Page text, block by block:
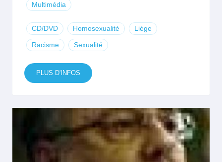
Multimédia
CD/DVD Homosexualité Liège
Racisme Sexualité
PLUS D'INFOS